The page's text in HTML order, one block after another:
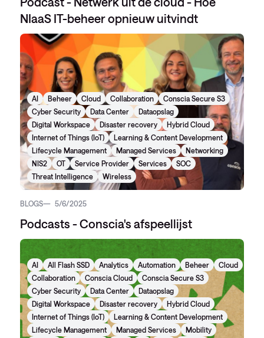
NIaaS IT-beheer opnieuw uitvindt
AI Beheer Cloud Collaboration
Conscia Secure S3
Cyber Security
Data Center
Dataopslag
Digital Workspace
Disaster recovery
Hybrid Cloud
Internet of Things (IoT)
Learning & Content Development
Lifecycle Management
Managed Services
Networking
NIS2
OT Service Provider Services
SOC
Threat Intelligence
Wireless
BLOGS 5/6/2025
Podcasts - Conscia's afspeellijst
AI All Flash SSD Analytics Automation Beheer
Cloud
Collaboration
Conscia Cloud
Conscia Secure S3
Cyber Security
Data Center
Dataopslag
Digital Workspace
Disaster recovery
Hybrid Cloud
Internet of Things (IoT)
Learning & Content Development
Lifecycle Management
Managed Services
Mobility